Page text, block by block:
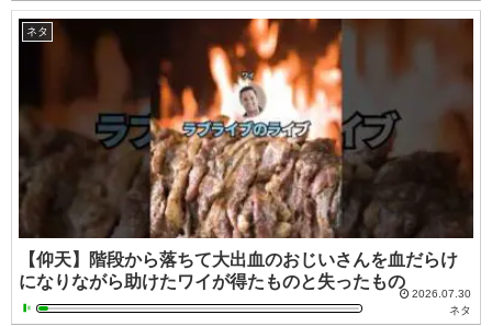
ネタ
【仰天】階段から落ちて大出血のおじいさんを血だらけ
になりながら助けたワイが得たものと失ったもの
2026.07.30
ネタ